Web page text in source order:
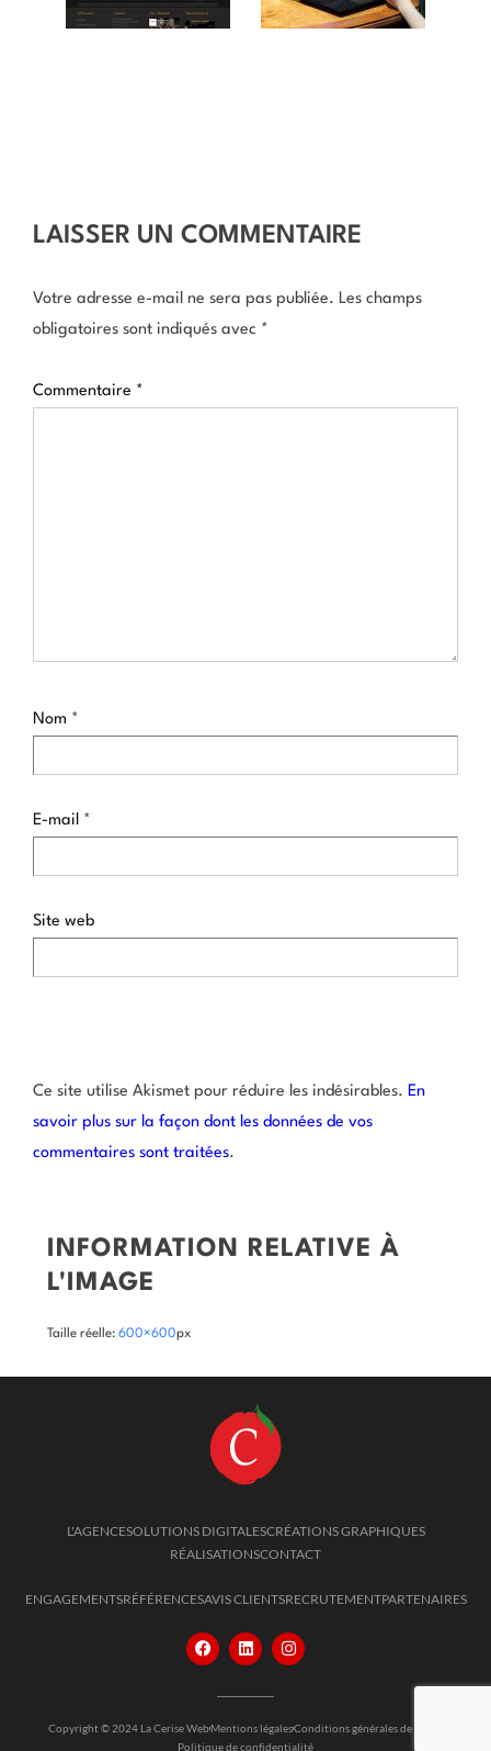
LAISSER UN COMMENTAIRE
Votre adresse e-mail ne sera pas publiée. Les champs
obligatoires sont indiqués avec *
Commentaire *
Nom *
E-mail *
Site web
Ce site utilise Akismet pour réduire les indésirables. En
savoir plus sur la façon dont les données de vos
commentaires sont traitées.
INFORMATION RELATIVE À
L'IMAGE
Taille réelle: 600×600px
L'AGENCESOLUTIONS DIGITALESCRÉATIONS GRAPHIQUES
RÉALISATIONSCONTACT
ENGAGEMENTSRÉFÉRENCESAVIS CLIENTSRECRUTEMENTPARTENAIRES
Copyright © 2024 La Cerise Web Mentions légalesConditions générales de vente
Politique de confidentialité